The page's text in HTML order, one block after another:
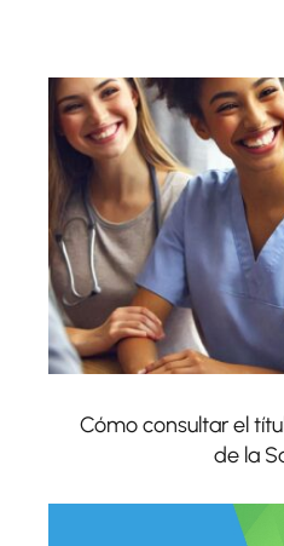
Cómo consultar el
de la